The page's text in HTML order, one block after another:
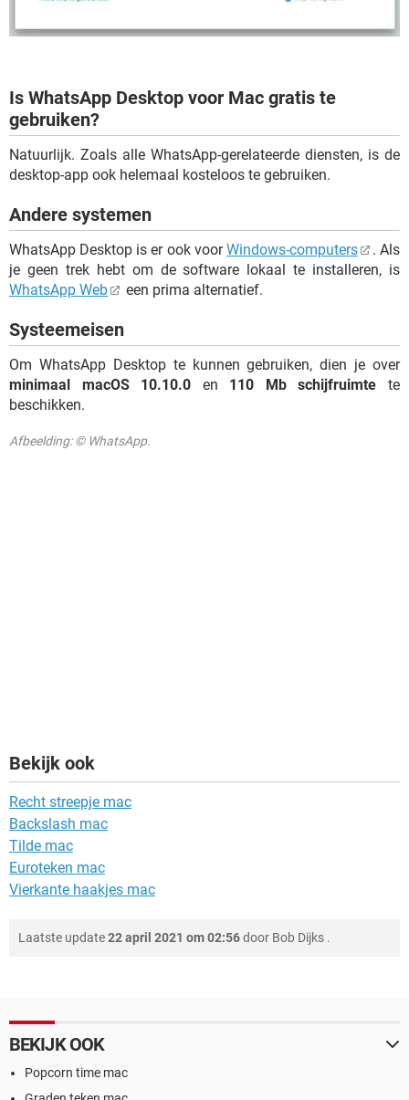
Is WhatsApp Desktop voor Mac gratis te
gebruiken?
Natuurlijk. Zoals alle WhatsApp-gerelateerde diensten, is de
desktop-app ook helemaal kosteloos te gebruiken.
Andere systemen
WhatsApp Desktop is er ook voorWindows-computers
. Als
je geen trek hebt om de software lokaal te installeren, is
WhatsApp Web
een prima alternatief.
Systeemeisen
Om WhatsApp Desktop te kunnen gebruiken, dien je over
minimaal macOS 10.10.0 en 110 Mb schijfruimte te
beschikken.
Afbeelding: © WhatsApp.
Bekijk ook
Recht streepje mac
Backslash mac
Tilde mac
Euroteken mac
Vierkante haakjes mac
Laatste update22 april 2021 om 02:56door Bob Dijks .
BEKIJK OOK
Popcorn time mac